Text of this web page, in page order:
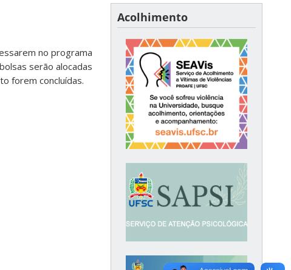
no programa
serão alocadas
forem concluídas.
Acolhimento